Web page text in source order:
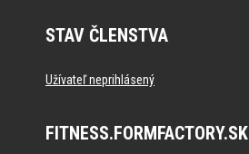
STAV ČLENSTVA
Užívateľ neprihlásený
FITNESS.FORMFACTORY.SK